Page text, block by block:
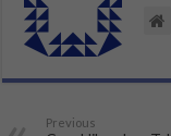
Previous